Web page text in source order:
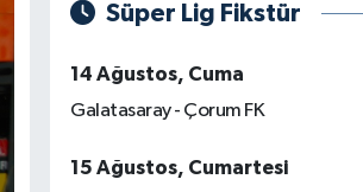
Süper Lig Fikstür
14 Ağustos, Cuma
Galatasaray - Çorum FK
15 Ağustos, Cumartesi